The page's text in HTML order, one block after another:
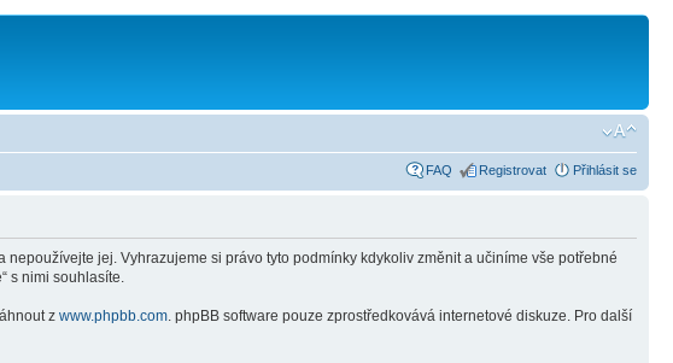
FAQ Registrovat Přihlásit se
jej. Vyhrazujeme si právo tyto podmínky kdykoliv změnit a učiníme vše potřebné
s nimi souhlasíte.
z www.phpbb.com . phpBB software pouze zprostředkovává internetové diskuze. Pro další